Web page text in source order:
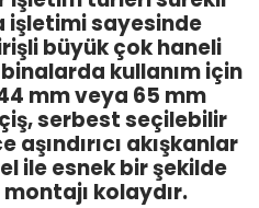
işletimi sayesinde
büyük çok haneli
kullanım için
mm veya 65 mm
serbest seçilebilir
akışkanlar
ile esnek bir şekilde
kolaydır.